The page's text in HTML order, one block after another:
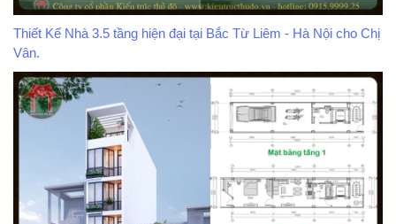
Thiết Kế Nhà 3.5 tầng hiện đại tại Bắc Từ Liêm - Hà Nội cho Chị
Vân.